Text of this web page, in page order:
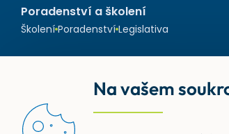
Poradenství a školení
Školení Poradenství Legislativa
Na vašem